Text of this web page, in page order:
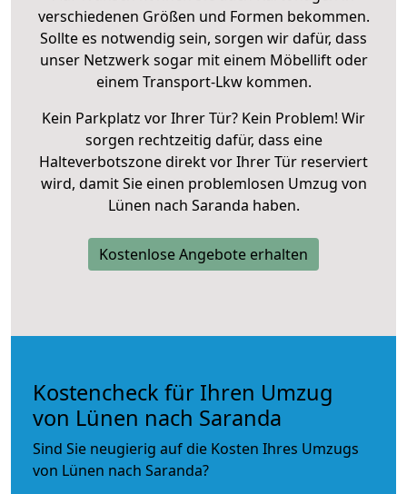
verschiedenen Größen und Formen bekommen.
Sollte es notwendig sein, sorgen wir dafür, dass
unser Netzwerk sogar mit einem Möbellift oder
einem Transport-Lkw kommen.
Kein Parkplatz vor Ihrer Tür? Kein Problem! Wir
sorgen rechtzeitig dafür, dass eine
Halteverbotszone direkt vor Ihrer Tür reserviert
wird, damit Sie einen problemlosen Umzug von
Lünen nach Saranda haben.
Kostenlose Angebote erhalten
Kostencheck für Ihren Umzug
von Lünen nach Saranda
Sind Sie neugierig auf die Kosten Ihres Umzugs
von Lünen nach Saranda?